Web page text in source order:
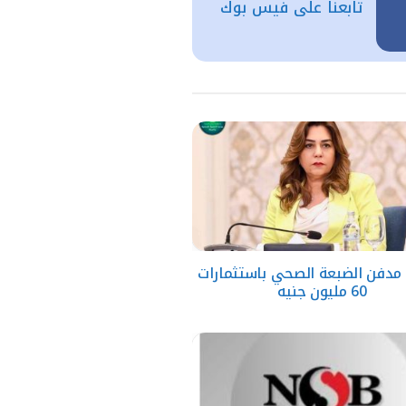
تابعنا على فيس بوك
الضبعة الصحي باستثمارات
60 مليون جنيه